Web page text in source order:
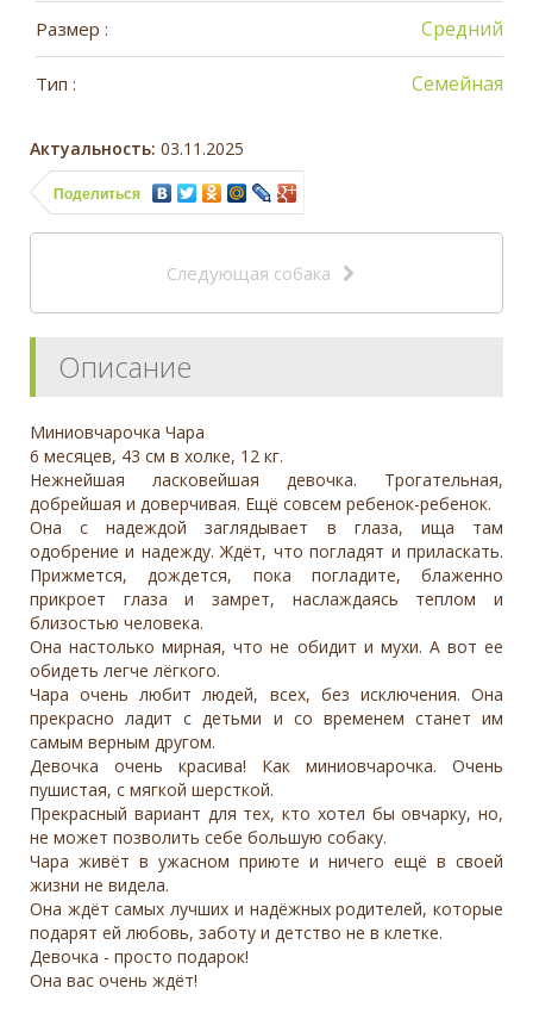
Размер : Средний
Тип : Семейная
Актуальность: 03.11.2025
Поделиться
Следующая собака
Описание
Миниовчарочка Чара
6 месяцев, 43 см в холке, 12 кг.
Нежнейшая ласковейшая девочка. Трогательная,
добрейшая и доверчивая. Ещё совсем ребенок-ребенок.
Она с надеждой заглядывает в глаза, ища там
одобрение и надежду. Ждёт, что погладят и приласкать.
Прижмется, дождется, пока погладите, блаженно
прикроет глаза и замрет, наслаждаясь теплом и
близостью человека.
Она настолько мирная, что не обидит и мухи. А вот ее
обидеть легче лёгкого.
Чара очень любит людей, всех, без исключения. Она
прекрасно ладит с детьми и со временем станет им
самым верным другом.
Девочка очень красива! Как миниовчарочка. Очень
пушистая, с мягкой шерсткой.
Прекрасный вариант для тех, кто хотел бы овчарку, но,
не может позволить себе большую собаку.
Чара живёт в ужасном приюте и ничего ещё в своей
жизни не видела.
Она ждёт самых лучших и надёжных родителей, которые
подарят ей любовь, заботу и детство не в клетке.
Девочка - просто подарок!
Она вас очень ждёт!